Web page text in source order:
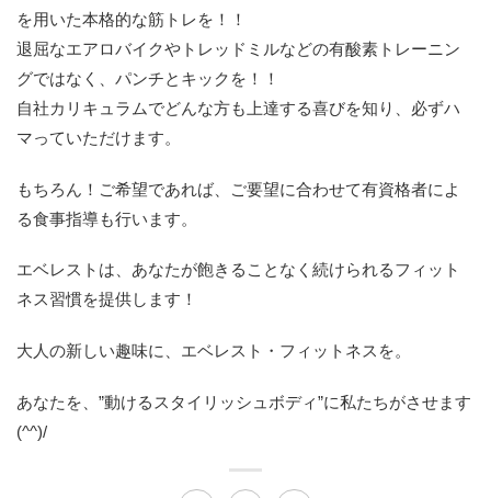
を用いた本格的な筋トレを！！
退屈なエアロバイクやトレッドミルなどの有酸素トレーニン
グではなく、パンチとキックを！！
自社カリキュラムでどんな方も上達する喜びを知り、必ずハ
マっていただけます。
もちろん！ご希望であれば、ご要望に合わせて有資格者によ
る食事指導も行います。
エベレストは、あなたが飽きることなく続けられるフィット
ネス習慣を提供します！
大人の新しい趣味に、エベレスト・フィットネスを。
あなたを、”動けるスタイリッシュボディ”に私たちがさせます
(^^)/